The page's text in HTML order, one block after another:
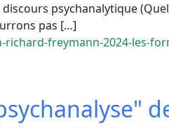
discours psychanalytique
pas […]
freymann-2024-les-
de